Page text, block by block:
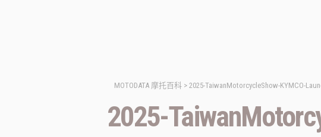
MOTODATA 摩托百科 > 2025-TaiwanMotorcycleShow-KYMCO-
2025-